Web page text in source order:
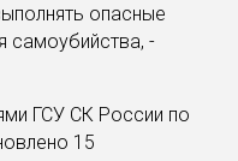
опасные
самоубийства, -
ГСУ СК России по
15